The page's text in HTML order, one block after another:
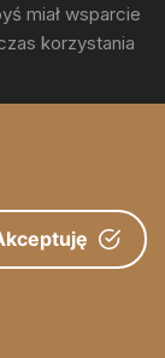
miał wsparcie
korzystania